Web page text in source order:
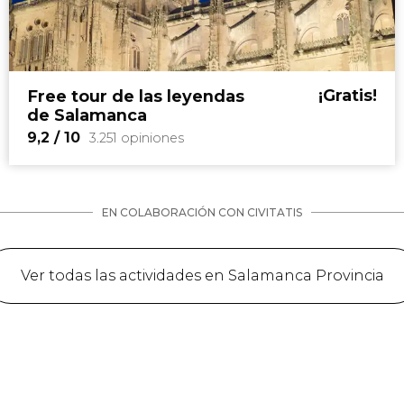
9,5 

170 opiniones
visita por la Universidad de Salamanca
estancias de las Escuelas
Mayores
Free tour de las leyendas
de Salamanca
9,2 / 10 3.251 opiniones
¡Gratis!
EN COLABORACIÓN CON CIVITATIS
Ver todas las actividades en Salamanca Provincia